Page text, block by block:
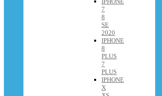
7
8
SE
2020
IPHONE
8
PLUS
7
PLUS
IPHONE
X